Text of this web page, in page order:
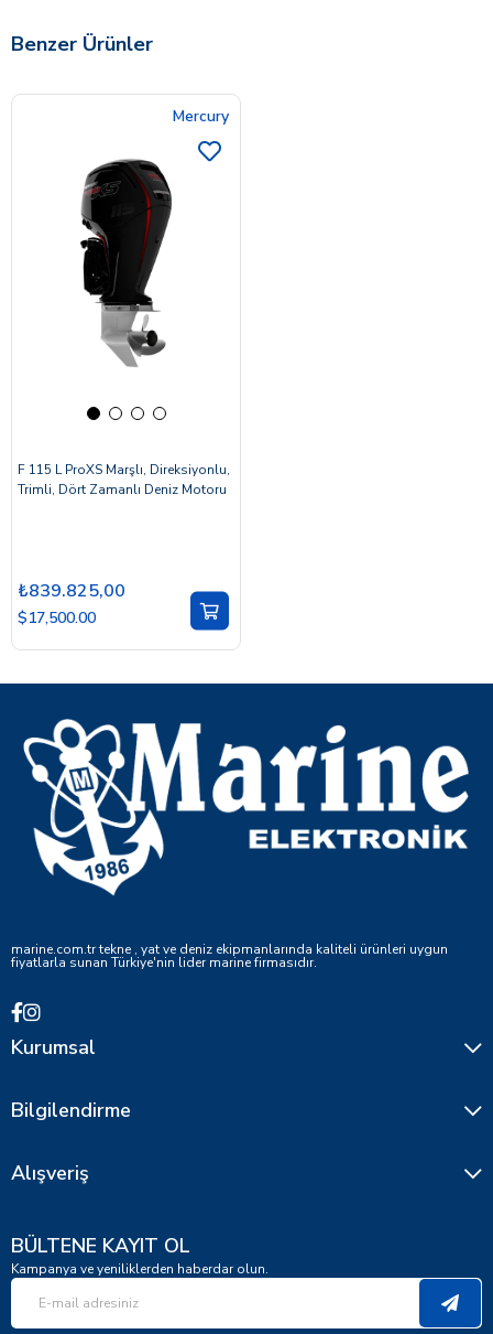
Benzer Ürünler
Mercury
F 115 L ProXS Marşlı, Direksiyonlu,
Trimli, Dört Zamanlı Deniz Motoru
₺839.825,00
$17,500.00
marine.com.tr tekne , yat ve deniz ekipmanlarında kaliteli ürünleri uygun
fiyatlarla sunan Türkiye'nin lider marine firmasıdır.
Kurumsal
Bilgilendirme
Alışveriş
BÜLTENE KAYIT OL
Kampanya ve yeniliklerden haberdar olun.